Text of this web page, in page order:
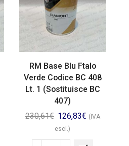
RM Base Blu Ftalo
Verde Codice BC 408
Lt. 1 (Sostituisce BC
407)
230,61€ 126,83€ (IVA
escl.)